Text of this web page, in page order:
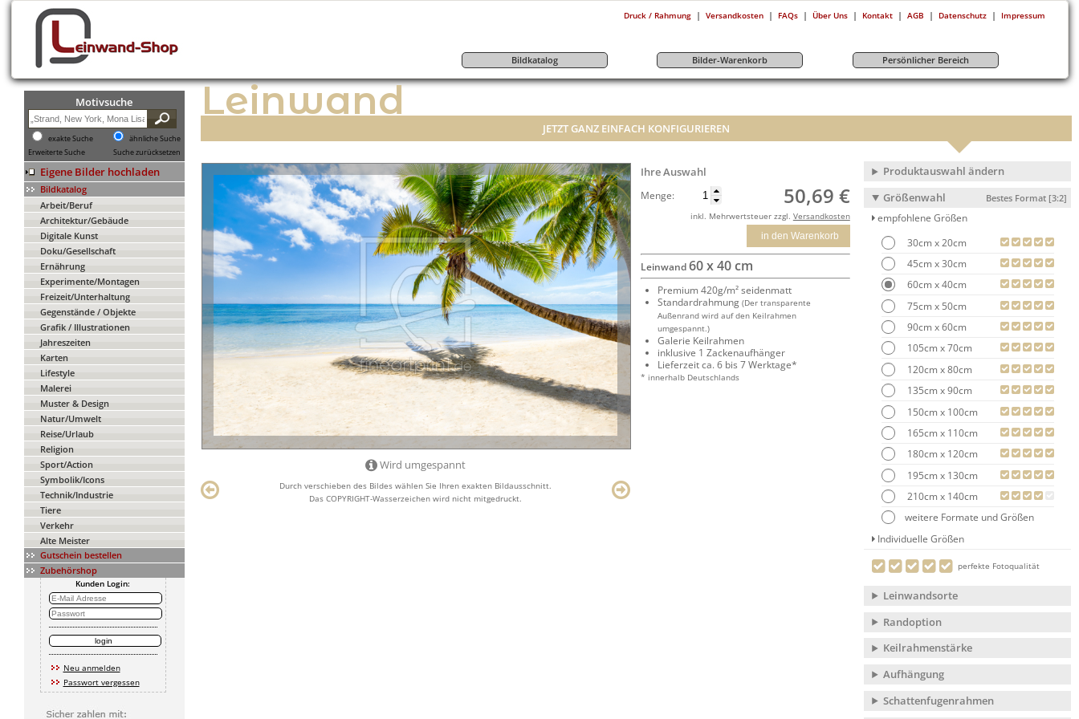
Druck / Rahmung | Versandkosten | FAQs | Über Uns | Kontakt | AGB | Datenschutz | Impressum
Bildkatalog Bilder-Warenkorb Persönlicher Bereich
Motivsuche
exakte Suche
ähnliche Suche
Erweiterte Suche
Suche zurücksetzen
Eigene Bilder hochladen
Bildkatalog
Arbeit/Beruf
Architektur/Gebäude
Digitale Kunst
Doku/Gesellschaft
Ernährung
Experimente/Montagen
Freizeit/Unterhaltung
Gegenstände / Objekte
Grafik / Illustrationen
Jahreszeiten
Karten
Lifestyle
Malerei
Muster & Design
Natur/Umwelt
Reise/Urlaub
Religion
Sport/Action
Symbolik/Icons
Technik/Industrie
Tiere
Verkehr
Alte Meister
Gutschein bestellen
Zubehörshop
Kunden Login:
Neu anmelden
Passwort vergessen
Leinwand
JETZT GANZ EINFACH KONFIGURIEREN
Wird umgespannt
Durch verschieben des Bildes wählen Sie Ihren exakten Bildausschnitt.
Das COPYRIGHT-Wasserzeichen wird nicht mitgedruckt.
Ihre Auswahl
Menge: 50,69 €
inkl. Mehrwertsteuer zzgl. Versandkosten
in den Warenkorb
Leinwand60 x 40 cm
Premium 420g/m² seidenmatt
Standardrahmung (Der transparente
Außenrand wird auf den Keilrahmen
umgespannt.)
Galerie Keilrahmen
inklusive 1 Zackenaufhänger
Lieferzeit ca. 6 bis 7 Werktage*
* innerhalb Deutschlands
Produktauswahl ändern
Größenwahl
Bestes Format [3:2]
empfohlene Größen
30cm x 20cm
45cm x 30cm
60cm x 40cm
75cm x 50cm
90cm x 60cm
105cm x 70cm
120cm x 80cm
135cm x 90cm
150cm x 100cm
165cm x 110cm
180cm x 120cm
195cm x 130cm
210cm x 140cm
weitere Formate und Größen
Individuelle Größen
perfekte Fotoqualität
Leinwandsorte
Randoption
Keilrahmenstärke
Aufhängung
Schattenfugenrahmen